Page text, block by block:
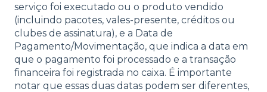
serviço foi executado ou o produto vendido
(incluindo pacotes, vales-presente, créditos ou
clubes de assinatura), e a Data de
Pagamento/Movimentação, que indica a data em
que o pagamento foi processado e a transação
financeira foi registrada no caixa. É importante
notar que essas duas datas podem ser diferentes,